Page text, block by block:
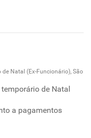
Natal (Ex-Funcionário), São
de Natal
a pagamentos